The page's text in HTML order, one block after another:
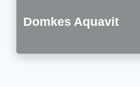
Domkes Aquavit